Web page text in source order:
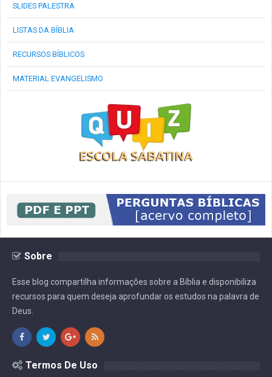
SLIDES PALESTRA
LISTAS DA BÍBLIA
RECURSOS BÍBLICOS
MATERIAL EVANGELISMO
Sobre
Esse blog compartilha informações sobre a Bíblia e disponibiliza
recursos para quem deseja aprofundar os estudos na palavra de
Deus.
Termos De Uso